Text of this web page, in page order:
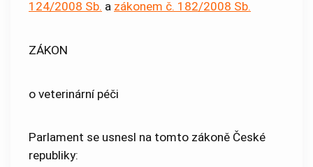
124/2008 Sb. a zákonem č. 182/2008 Sb.
ZÁKON
o veterinární péči
Parlament se usnesl na tomto zákoně České
republiky: